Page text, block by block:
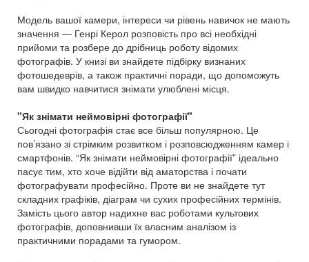
Модель вашої камери, інтереси чи рівень навичок не мають
значення — Генрі Керол розповість про всі необхідні
прийоми та розбере до дрібниць роботу відомих
фотографів. У книзі ви знайдете підбірку визнаних
фотошедеврів, а також практичні поради, що допоможуть
вам швидко навчитися знімати улюблені місця.
"Як знімати неймовірні фотографії"
Сьогодні фотографія стає все більш популярною. Це
пов’язано зі стрімким розвитком і розповсюдженням камер і
смартфонів. “Як знімати неймовірні фотографії” ідеально
пасує тим, хто хоче відійти від аматорства і почати
фотографувати професійно. Проте ви не знайдете тут
складних графіків, діаграм чи сухих професійних термінів.
Замість цього автор надихне вас роботами культових
фотографів, доповнивши їх власним аналізом із
практичними порадами та гумором.